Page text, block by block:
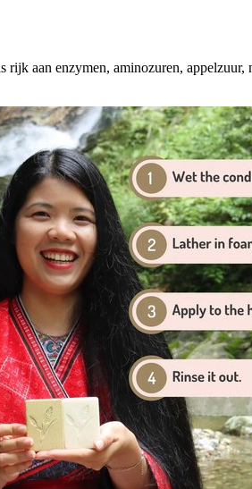
rijk aan enzymen, aminozuren,